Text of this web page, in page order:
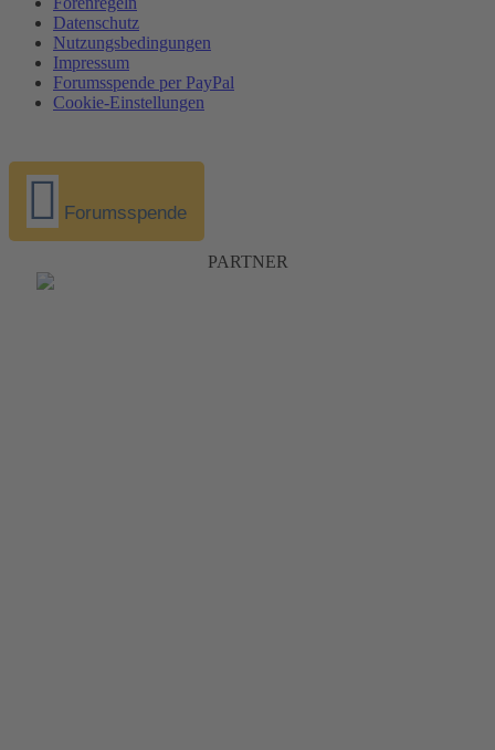
Datenschutz
Nutzungsbedingungen
Impressum
Forumsspende per PayPal
Cookie-Einstellungen
Forumsspende
PARTNER